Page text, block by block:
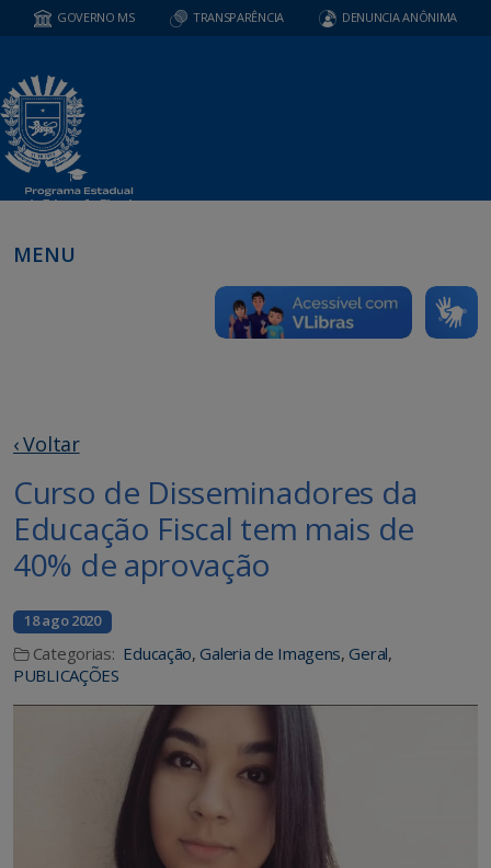
GOVERNO MS TRANSPARÊNCIA DENUNCIA ANÔNIMA
MENU
‹ Voltar
Curso de Disseminadores da
Educação Fiscal tem mais de
40% de aprovação
18 ago 2020
Categorias: Educação, Galeria de Imagens, Geral,
PUBLICAÇÕES